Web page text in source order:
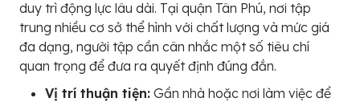
duy trì động lực lâu dài. Tại quận Tân Phú, nơi tập
trung nhiều cơ sở thể hình với chất lượng và mức giá
đa dạng, người tập cần cân nhắc một số tiêu chí
quan trọng để đưa ra quyết định đúng đắn.
Vị trí thuận tiện: Gần nhà hoặc nơi làm việc để